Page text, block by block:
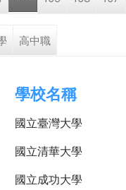
高中職
學校名稱
國立臺灣大學
國立清華大學
國立成功大學